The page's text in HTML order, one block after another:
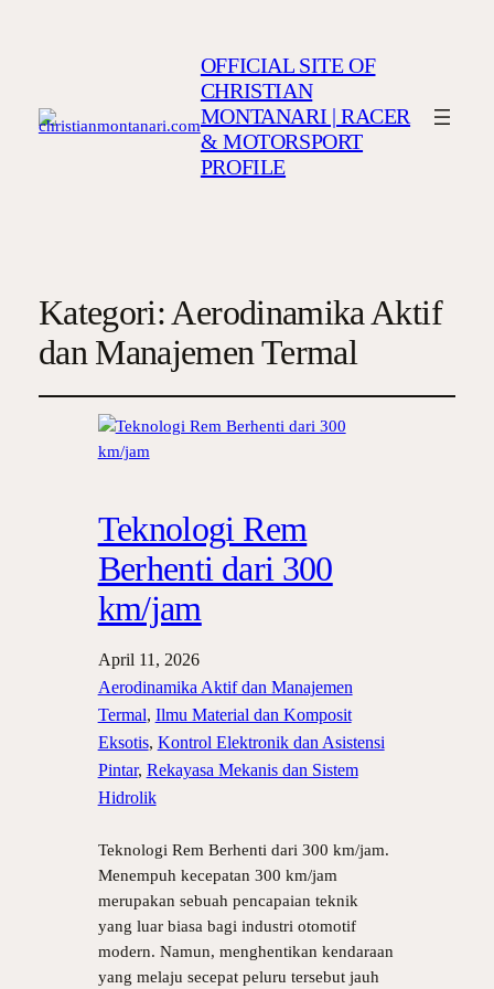
OFFICIAL SITE OF
CHRISTIAN
MONTANARI | RACER
& MOTORSPORT
PROFILE
Kategori: Aerodinamika Aktif
dan Manajemen Termal
Teknologi Rem
Berhenti dari 300
km/jam
April 11, 2026
Aerodinamika Aktif dan Manajemen
Termal, Ilmu Material dan Komposit
Eksotis, Kontrol Elektronik dan Asistensi
Pintar, Rekayasa Mekanis dan Sistem
Hidrolik
Teknologi Rem Berhenti dari 300 km/jam.
Menempuh kecepatan 300 km/jam
merupakan sebuah pencapaian teknik
yang luar biasa bagi industri otomotif
modern. Namun, menghentikan kendaraan
yang melaju secepat peluru tersebut jauh